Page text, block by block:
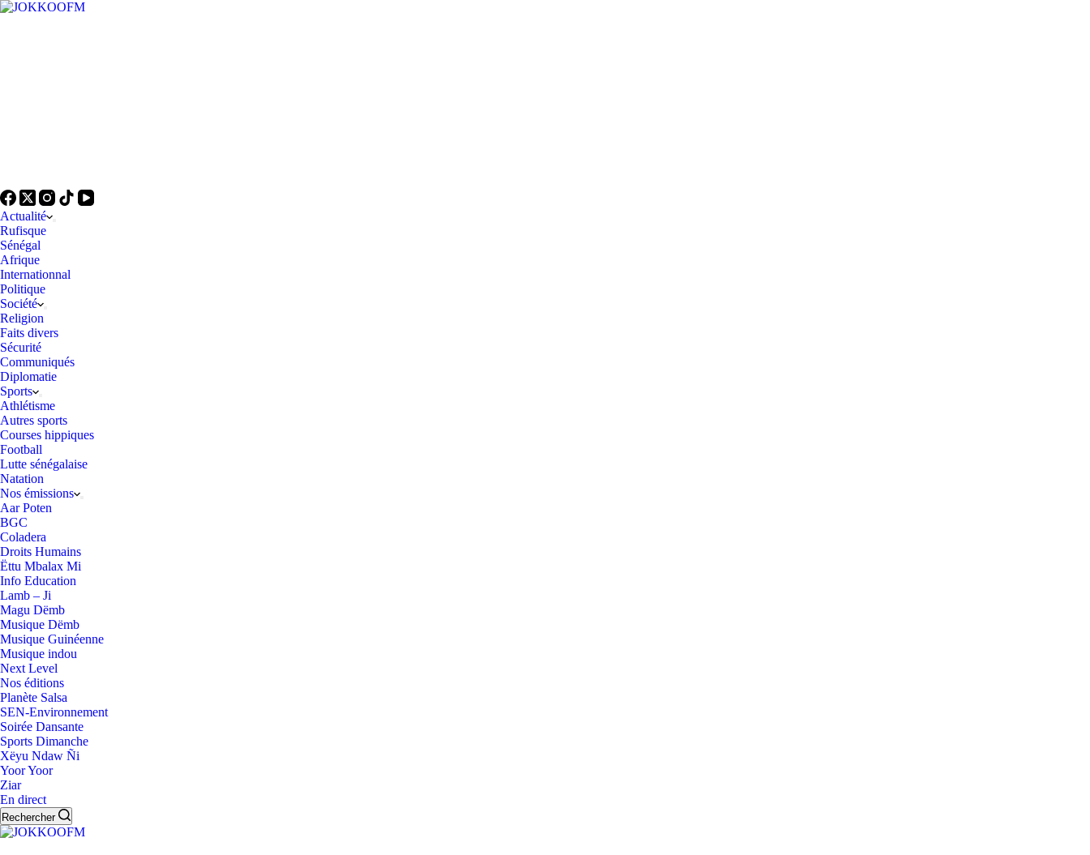
Actualité
Rufisque
Sénégal
Afrique
Internationnal
Politique
Société
Religion
Faits divers
Sécurité
Communiqués
Diplomatie
Sports
Athlétisme
Autres sports
Courses hippiques
Football
Lutte sénégalaise
Natation
Nos émissions
Aar Poten
BGC
Coladera
Droits Humains
Ëttu Mbalax Mi
Info Education
Lamb – Ji
Magu Dëmb
Musique Dëmb
Musique Guinéenne
Musique indou
Next Level
Nos éditions
Planète Salsa
SEN-Environnement
Soirée Dansante
Sports Dimanche
Xëyu Ndaw Ñi
Yoor Yoor
Ziar
En direct
Rechercher